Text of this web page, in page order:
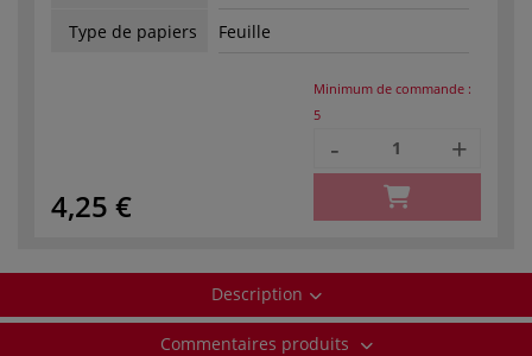
Type de papiers Feuille
4,25 €
Minimum de commande :
5
- +
Description
Commentaires produits